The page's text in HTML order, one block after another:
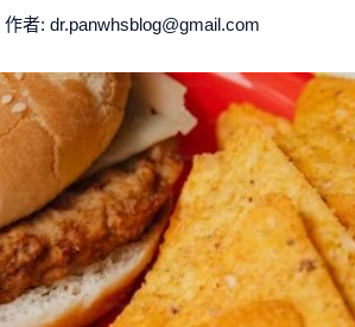
作者:dr.panwhsblog@gmail.com